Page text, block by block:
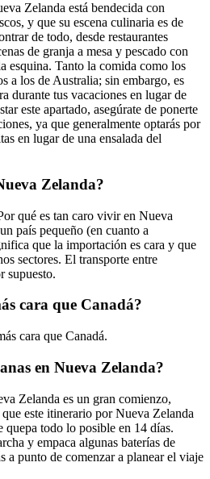
Zelanda está bendecida con
y que su escena culinaria es de
de todo, desde restaurantes
de granja a mesa y pescado con
esquina. Tanto la comida como los
a los de Australia; sin embargo, es
durante tus vacaciones en lugar de
este apartado, asegúrate de ponerte
ya que generalmente optarás por
en lugar de una ensalada del
Zelanda?
qué es tan caro vivir en Nueva
país pequeño (en cuanto a
que la importación es cara y que
sectores. El transporte entre
supuesto.
cara que Canadá?
cara que Canadá.
en Nueva Zelanda?
Zelanda es un gran comienzo,
este itinerario por Nueva Zelanda
quepa todo lo posible en 14 días.
y empaca algunas baterías de
a punto de comenzar a planear el viaje